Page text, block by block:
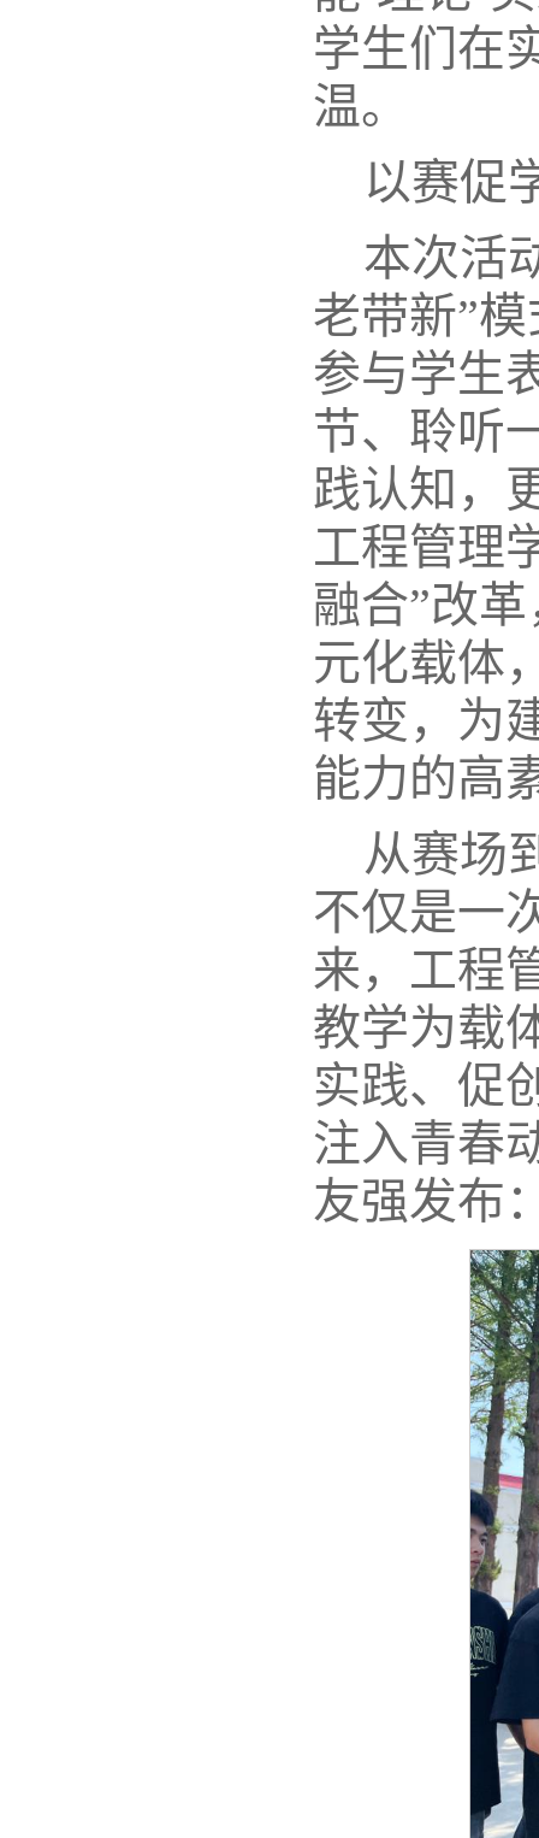
学生们在
温。
以赛促
本次活
老带新”
参与学生
节、聆听
践认知，
工程管理
融合”改
元化载体
转变，为
能力的高
从赛场
不仅是一
来，工程
教学为载
实践、促
注入青春
友强发布